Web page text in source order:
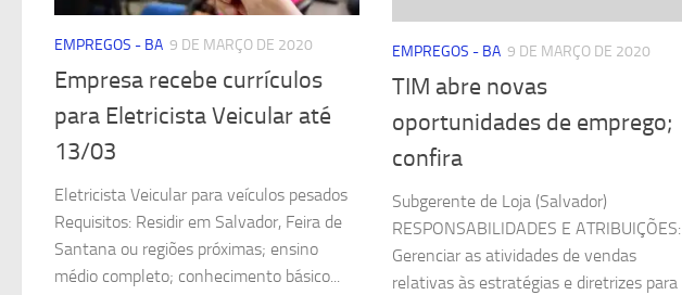
EMPREGOS - BA 9 DE MARÇO DE 2020
Empresa recebe currículos
para Eletricista Veicular até
13/03
Eletricista Veicular para veículos pesados
Requisitos: Residir em Salvador, Feira de
Santana ou regiões próximas; ensino
médio completo; conhecimento básico...
EMPREGOS - BA 9 DE MARÇO DE 2020
TIM abre novas
oportunidades de emprego;
confira
Subgerente de Loja (Salvador)
RESPONSABILIDADES E ATRIBUIÇÕES:
Gerenciar as atividades de vendas
relativas às estratégias e diretrizes para